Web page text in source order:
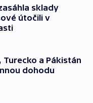
sklady
útočili v
Turecko a Pákistán
dohodu